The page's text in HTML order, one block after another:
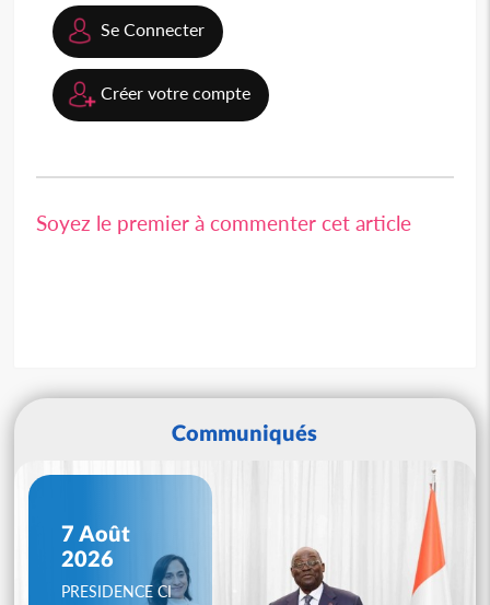
Se Connecter
Créer votre compte
Soyez le premier à commenter cet article
Communiqués
7 Août
2026
PRESIDENCE CI